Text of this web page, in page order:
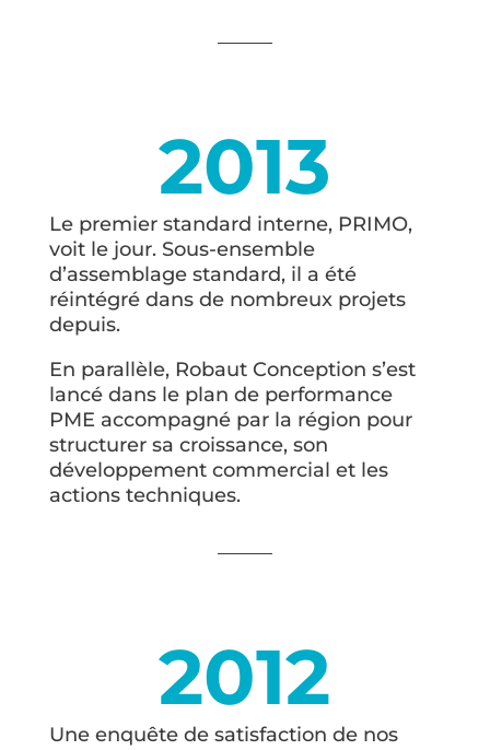
2013
Le premier standard interne, PRIMO,
voit le jour. Sous-ensemble
d’assemblage standard, il a été
réintégré dans de nombreux projets
depuis.
En parallèle, Robaut Conception s’est
lancé dans le plan de performance
PME accompagné par la région pour
structurer sa croissance, son
développement commercial et les
actions techniques.
2012
Une enquête de satisfaction de nos